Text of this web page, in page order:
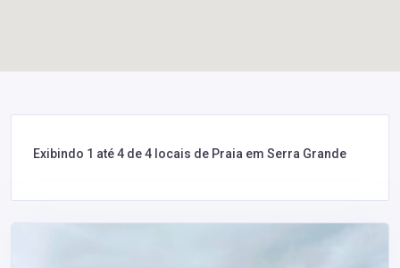
Exibindo 1 até 4 de 4 locais de Praia em Serra Grande